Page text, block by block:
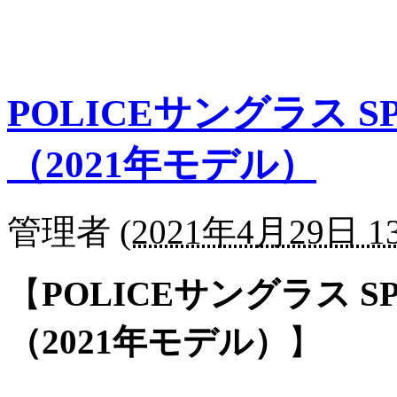
POLICEサングラス
（2021年モデル）
管理者 (2021年4月29日
【POLICEサングラス
（2021年モデル）
】